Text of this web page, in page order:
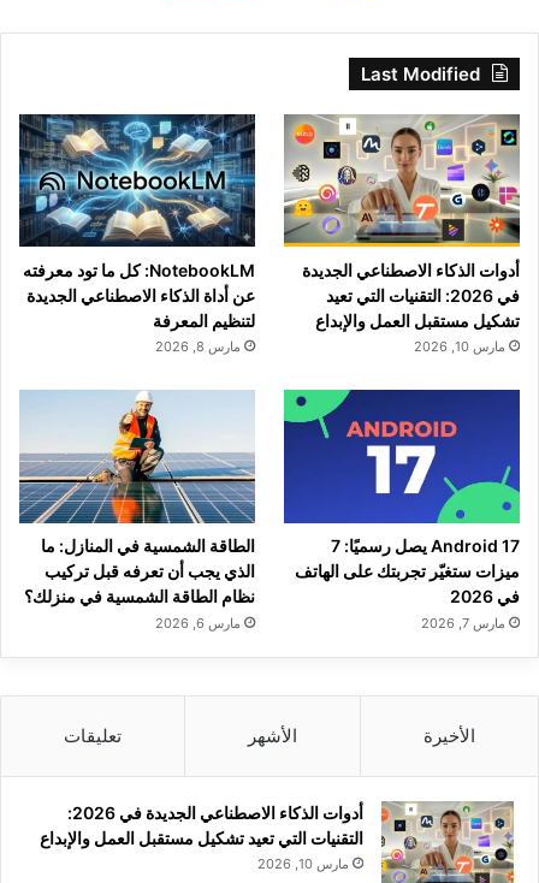
Last Modified
أدوات الذكاء الاصطناعي الجديدة
في 2026: التقنيات التي تعيد
تشكيل مستقبل العمل والإبداع
مارس 10, 2026
NotebookLM: كل ما تود معرفته
عن أداة الذكاء الاصطناعي الجديدة
لتنظيم المعرفة
مارس 8, 2026
Android 17 يصل رسميًا: 7
ميزات ستغيّر تجربتك على الهاتف
في 2026
مارس 7, 2026
الطاقة الشمسية في المنازل: ما
الذي يجب أن تعرفه قبل تركيب
نظام الطاقة الشمسية في منزلك؟
مارس 6, 2026
الأخيرة الأشهر تعليقات
أدوات الذكاء الاصطناعي الجديدة في 2026:
التقنيات التي تعيد تشكيل مستقبل العمل والإبداع
مارس 10, 2026